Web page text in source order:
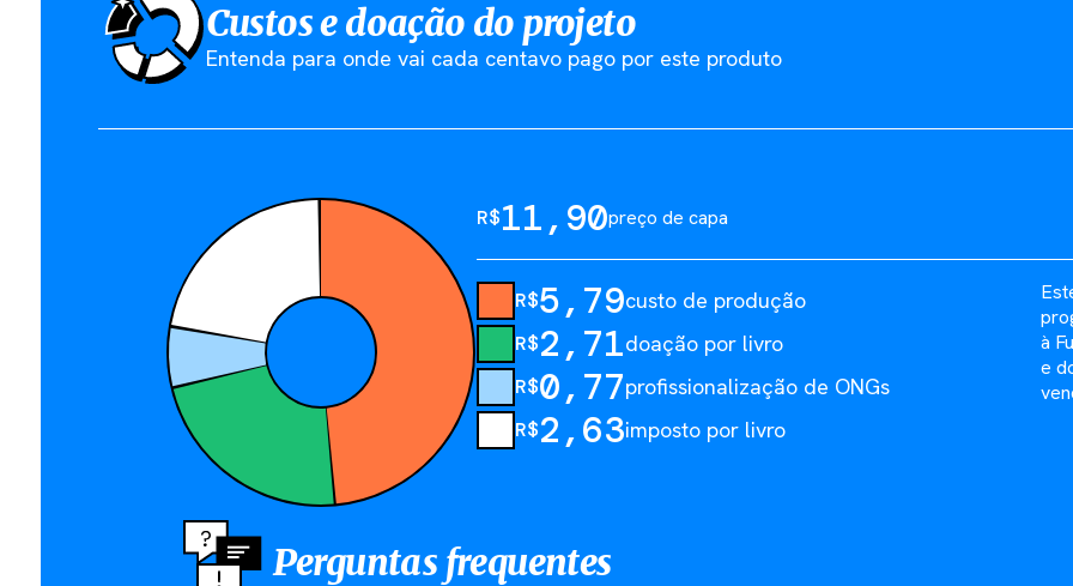
Custos e doação do projeto
Entenda para onde vai cada centavo pago por este produto
R$11,90preço de capa
R$5,79custo de produção
R$2,71doação por livro
R$0,77profissionalização de ONGs
R$2,63imposto por livro
à
e
Perguntas frequentes